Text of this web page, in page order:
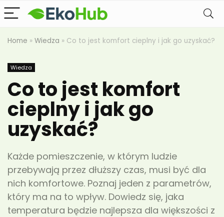
Home » Wiedza » Co to jest komfort cieplny i jak go uzyskać?
Wiedza
Co to jest komfort
cieplny i jak go
uzyskać?
Każde pomieszczenie, w którym ludzie
przebywają przez dłuższy czas, musi być dla
nich komfortowe. Poznaj jeden z parametrów,
który ma na to wpływ. Dowiedz się, jaka
temperatura będzie najlepsza dla większości z